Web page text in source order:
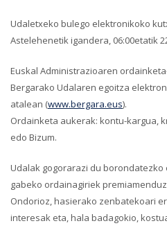
Udaletxeko bulego elektronikoko
Astelehenetik igandera, 06:00etatik
Euskal Administrazioaren
Bergarako Udalaren egoitza
atalean (www.bergara.eus).
Ordainketa aukerak: kontu-kargua,
edo Bizum.
Udalak gogorarazi du
gabeko ordainagiriek
Ondorioz, hasierako zenbatekoari
interesak eta, hala badagokio,